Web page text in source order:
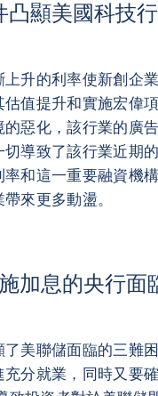
凸顯美國科技
上升的利率使新創企
估值提升和實施宏偉
的惡化，該行業的廣
切導致了該行業近期
率和這一重要融資機
來更多動盪。
加息的央行面
了美聯儲面臨的三難
分就業，同時又要確